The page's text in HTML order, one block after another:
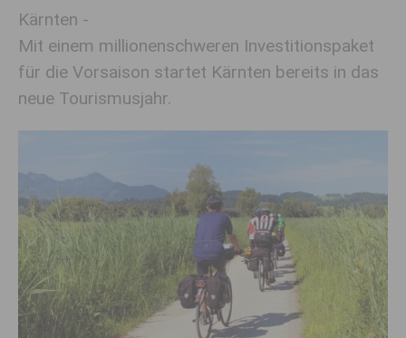
Kärnten -
Mit einem millionenschweren Investitionspaket
für die Vorsaison startet Kärnten bereits in das
neue Tourismusjahr.